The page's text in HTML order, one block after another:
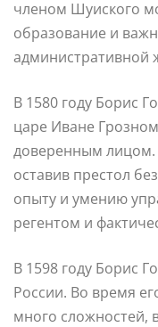
членом Шуиского
образование и
административной
В 1580 году Борис
царе Иване
доверенным лицом.
оставив престол
опыту и умению
регентом и
В 1598 году Борис
России. Во время
много сложностей,